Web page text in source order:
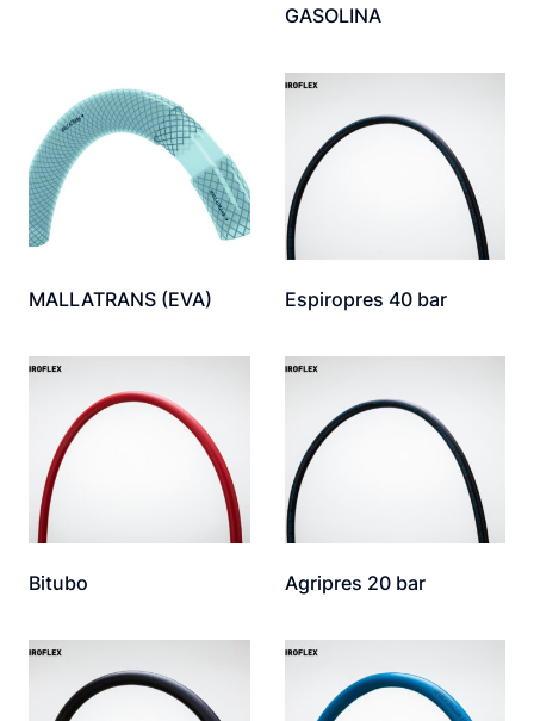
GASOLINA
MALLATRANS (EVA) Espiropres 40 bar
Bitubo Agripres 20 bar